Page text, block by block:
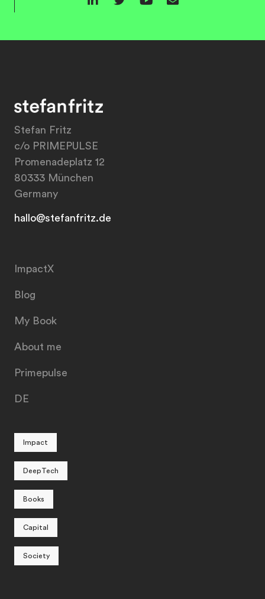
Stefan Fritz
c/o PRIMEPULSE
Promenadeplatz 12
80333 München
Germany
hallo@stefanfritz.de
ImpactX
Blog
My Book
About me
Primepulse
DE
Impact
DeepTech
Books
Capital
Society